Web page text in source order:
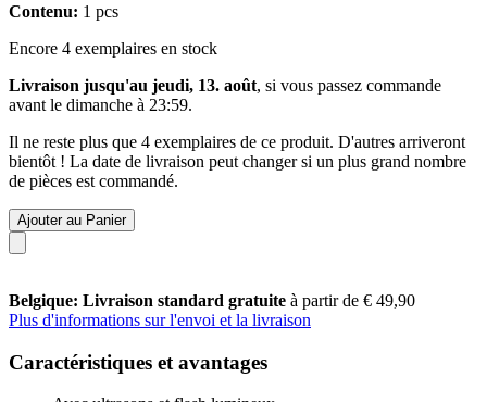
Contenu: 1 pcs
Encore 4 exemplaires en stock
Livraison jusqu'au jeudi, 13. août, si vous passez commande
avant le dimanche à 23:59.
Il ne reste plus que 4 exemplaires de ce produit. D'autres arriveront
bientôt ! La date de livraison peut changer si un plus grand nombre
de pièces est commandé.
Ajouter au Panier
Belgique: Livraison standard gratuite à partir de € 49,90
Plus d'informations sur l'envoi et la livraison
Caractéristiques et avantages